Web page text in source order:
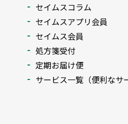
セイムスコラム
セイムスアプリ会員
セイムス会員
処方箋受付
定期お届け便
サービス一覧（便利なサ